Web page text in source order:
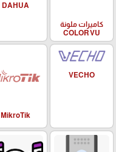
كاميرات ملونة
COLOR VU
DAHUA
VECHO
MikroTik